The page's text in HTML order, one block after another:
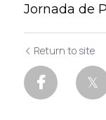
Jornada de
Return to site